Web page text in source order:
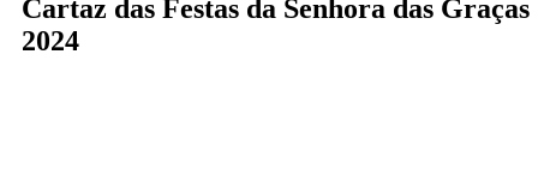
Cartaz das Festas da Senhora das Graças
2024